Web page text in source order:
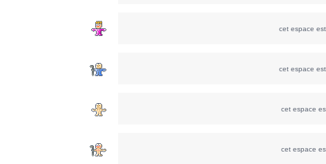
cet espace
cet espace
cet espace
cet espace